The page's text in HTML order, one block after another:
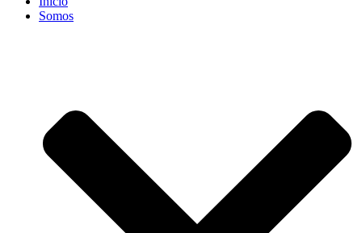
Somos